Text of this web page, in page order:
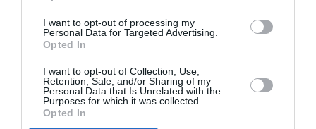
I want to opt-out of processing my
Personal Data for Targeted Advertising.
Opted In
I want to opt-out of Collection, Use,
Retention, Sale, and/or Sharing of my
Personal Data that Is Unrelated with the
Purposes for which it was collected.
Opted In
Ταυτότητα
Πληροφορίες έκδοσης:Εκδόσεις Ποταμός, Σελίδες: 512,
Τιμή: 21,51€, ISBN: 978-960-545-230-8
Ακολουθήστε το Culturenow.gr στοGoogle News
μάθετε πρώτοι όλες τις ειδήσεις